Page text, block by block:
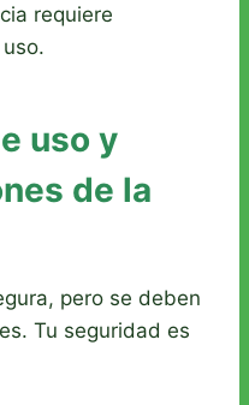
requiere
uso y
de la
pero se deben
Tu seguridad es